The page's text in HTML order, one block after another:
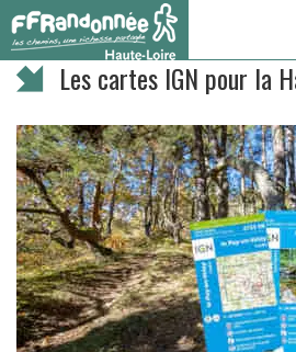
Vous êtes ici :Accueil/ Les cartes IGN pour la Haute-
Les cartes IGN pour la